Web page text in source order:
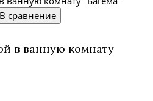
В сравнение
в ванную комнату